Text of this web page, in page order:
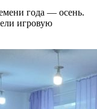
года — осень.
игровую